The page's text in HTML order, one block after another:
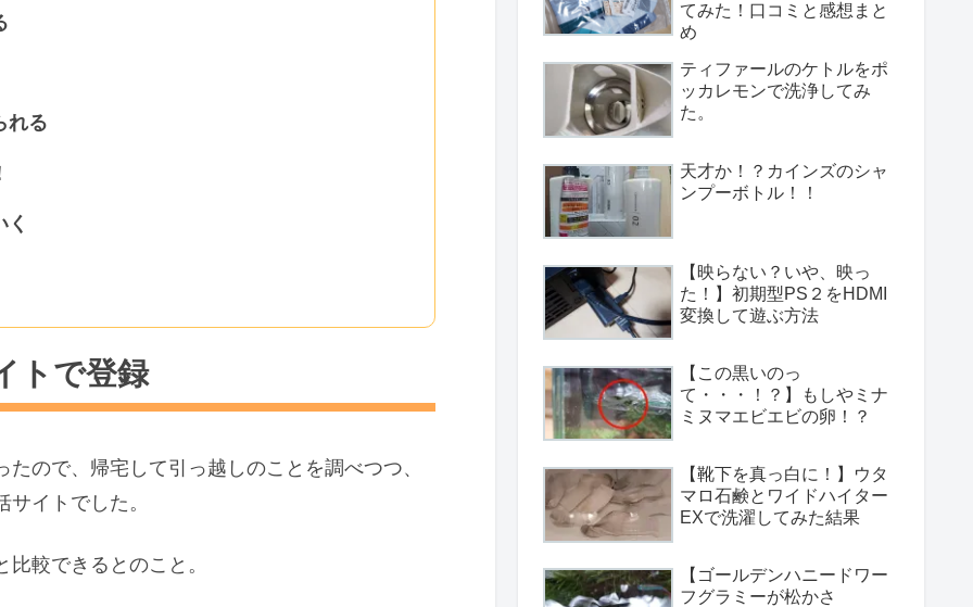
れる
トで登録
ので、帰宅して引っ越しのことを調べつつ、
イトでした。
較できるとのこと。
てみた！口コミと感想まと
め
ティファールのケトルをポ
ッカレモンで洗浄してみ
た。
天才か！？カインズのシャ
ンプーボトル！！
【映らない？いや、映っ
た！】初期型PS２をHDMI
変換して遊ぶ方法
【この黒いのっ
て・・・！？】もしやミナ
ミヌマエビエビの卵！？
【靴下を真っ白に！】ウタ
マロ石鹸とワイドハイター
EXで洗濯してみた結果
【ゴールデンハニードワー
フグラミーが松かさ